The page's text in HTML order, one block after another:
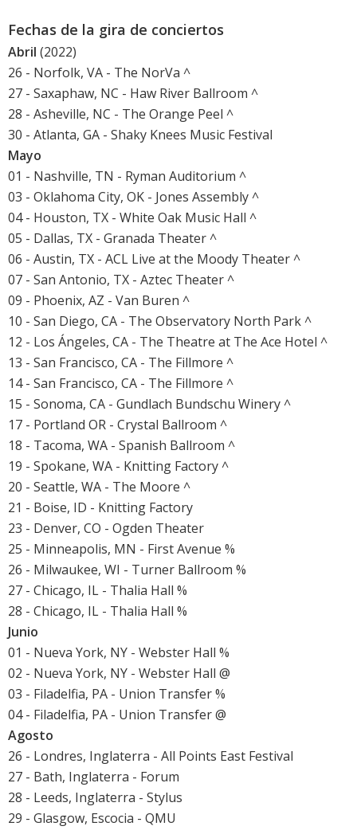
Fechas de la gira de conciertos
Abril (2022)
26 - Norfolk, VA - The NorVa ^
27 - Saxaphaw, NC - Haw River Ballroom ^
28 - Asheville, NC - The Orange Peel ^
30 - Atlanta, GA - Shaky Knees Music Festival
Mayo
01 - Nashville, TN - Ryman Auditorium ^
03 - Oklahoma City, OK - Jones Assembly ^
04 - Houston, TX - White Oak Music Hall ^
05 - Dallas, TX - Granada Theater ^
06 - Austin, TX - ACL Live at the Moody Theater ^
07 - San Antonio, TX - Aztec Theater ^
09 - Phoenix, AZ - Van Buren ^
10 - San Diego, CA - The Observatory North Park ^
12 - Los Ángeles, CA - The Theatre at The Ace Hotel ^
13 - San Francisco, CA - The Fillmore ^
14 - San Francisco, CA - The Fillmore ^
15 - Sonoma, CA - Gundlach Bundschu Winery ^
17 - Portland OR - Crystal Ballroom ^
18 - Tacoma, WA - Spanish Ballroom ^
19 - Spokane, WA - Knitting Factory ^
20 - Seattle, WA - The Moore ^
21 - Boise, ID - Knitting Factory
23 - Denver, CO - Ogden Theater
25 - Minneapolis, MN - First Avenue %
26 - Milwaukee, WI - Turner Ballroom %
27 - Chicago, IL - Thalia Hall %
28 - Chicago, IL - Thalia Hall %
Junio
01 - Nueva York, NY - Webster Hall %
02 - Nueva York, NY - Webster Hall @
03 - Filadelfia, PA - Union Transfer %
04 - Filadelfia, PA - Union Transfer @
Agosto
26 - Londres, Inglaterra - All Points East Festival
27 - Bath, Inglaterra - Forum
28 - Leeds, Inglaterra - Stylus
29 - Glasgow, Escocia - QMU